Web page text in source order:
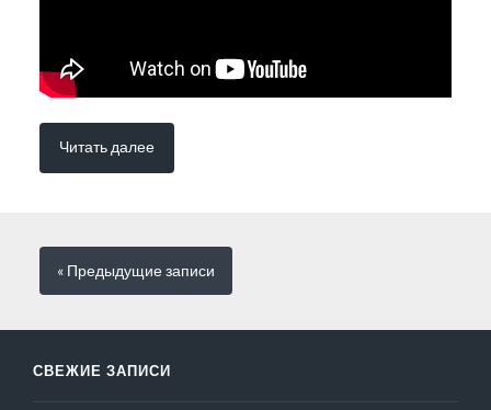
Читать далее
« Предыдущиезаписи
СВЕЖИЕ ЗАПИСИ